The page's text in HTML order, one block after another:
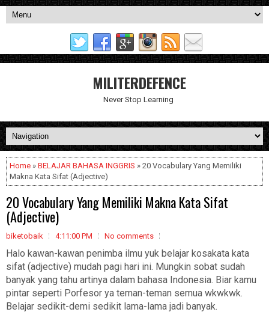
MILITERDEFENCE
Never Stop Learning
Home » BELAJAR BAHASA INGGRIS » 20 Vocabulary Yang Memiliki
Makna Kata Sifat (Adjective)
20 Vocabulary Yang Memiliki Makna Kata Sifat
(Adjective)
biketobaik 4:11:00 PM No comments
Halo kawan-kawan penimba ilmu yuk belajar kosakata kata
sifat (adjective) mudah pagi hari ini. Mungkin sobat sudah
banyak yang tahu artinya dalam bahasa Indonesia. Biar kamu
pintar seperti Porfesor ya teman-teman semua wkwkwk.
Belajar sedikit-demi sedikit lama-lama jadi banyak.